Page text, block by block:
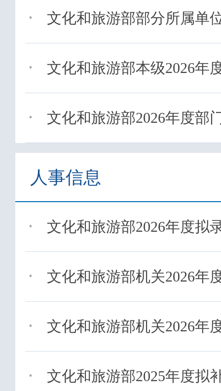
· 文化和旅游部部分所属单
· 文化和旅游部本级2026年
· 文化和旅游部2026年度部
人事信息
· 文化和旅游部2026年度拟
· 文化和旅游部机关2026年
· 文化和旅游部机关2026年
· 文化和旅游部2025年度拟